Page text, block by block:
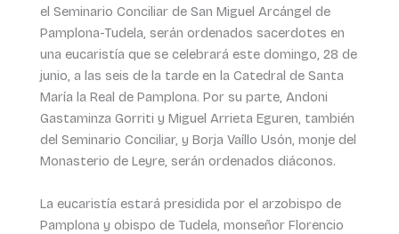
el Seminario Conciliar de San Miguel Arcángel de
Pamplona-Tudela, serán ordenados sacerdotes en
una eucaristía que se celebrará este domingo, 28 de
junio, a las seis de la tarde en la Catedral de Santa
María la Real de Pamplona. Por su parte, Andoni
Gastaminza Gorriti y Miguel Arrieta Eguren, también
del Seminario Conciliar, y Borja Vaíllo Usón, monje del
Monasterio de Leyre, serán ordenados diáconos.
La eucaristía estará presidida por el arzobispo de
Pamplona y obispo de Tudela, monseñor Florencio